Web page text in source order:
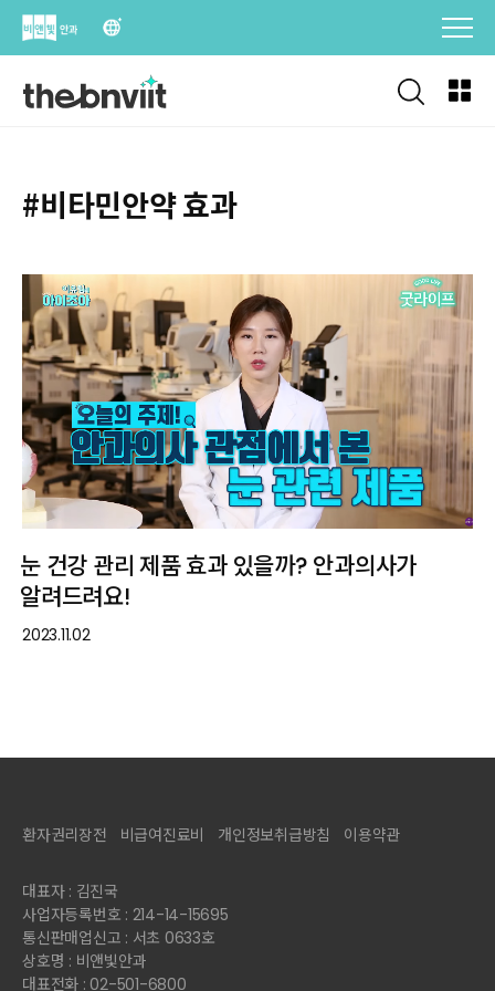
Skip
#비타민안약 효과
눈 건강 관리 제품 효과 있을까? 안과의사가
알려드려요!
2023.11.02
환자권리장전 비급여진료비 개인정보취급방침 이용약관
대표자 : 김진국
사업자등록번호 : 214-14-15695
통신판매업신고 : 서초 0633호
상호명 : 비앤빛안과
대표전화 : 02-501-6800